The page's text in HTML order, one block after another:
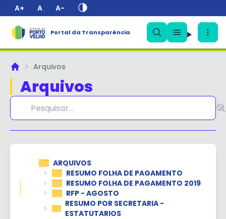
A+ A A-
Portal da Transparência
PrincipalArquivos
Arquivos
ARQUIVOS
RESUMO FOLHA DE PAGAMENTO
RESUMO FOLHA DE PAGAMENTO 2019
RFP - AGOSTO
RESUMO POR SECRETARIA -
ESTATUTARIOS
✕